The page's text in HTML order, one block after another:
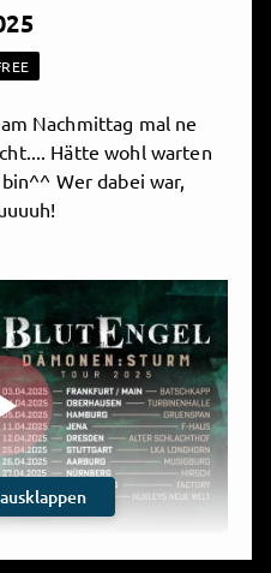
Nachmittag mal ne
Hätte wohl warten
Wer dabei war,
Play
Video